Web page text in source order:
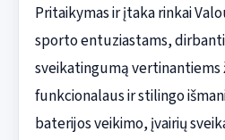
Pritaikymas ir įtaka rinkai
sporto entuziastams,
sveikatingumą
funkcionalaus ir stilingo
baterijos veikimo, įvairių